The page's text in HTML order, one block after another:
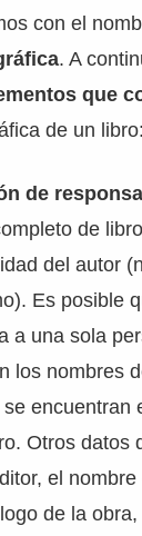
con el
. A
que
de un libro:
de
de
del autor
Es posible
a una sola
los nombres
encuentran
Otros datos
el
de la